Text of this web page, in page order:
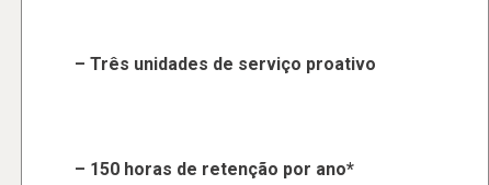
– Três unidades de serviço proativo
– 150 horas de retenção por ano*